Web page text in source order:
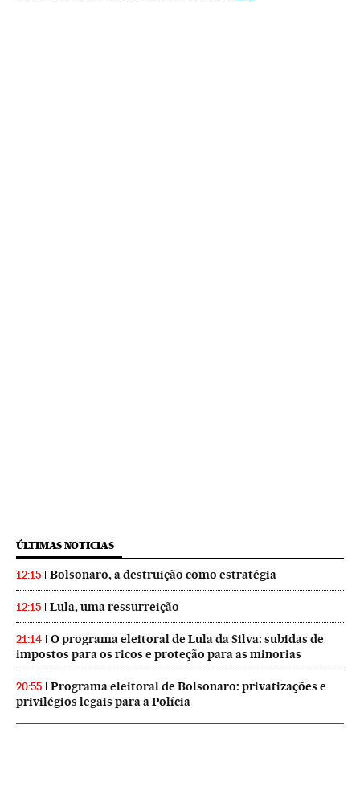
ÚLTIMAS NOTICIAS
12:15 Bolsonaro, a destruição como estratégia
12:15 Lula, uma ressurreição
21:14
O programa eleitoral de Lula da Silva: subidas de
impostos para os ricos e proteção para as minorias
20:55
Programa eleitoral de Bolsonaro: privatizações e
privilégios legais para a Polícia